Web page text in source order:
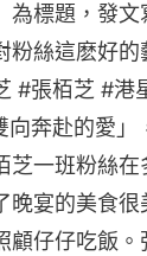
為標題，發
粉絲這麽好
#張栢芝 #港
奔赴的愛」
芝一班粉絲在
晚宴的美食
顧仔仔吃飯